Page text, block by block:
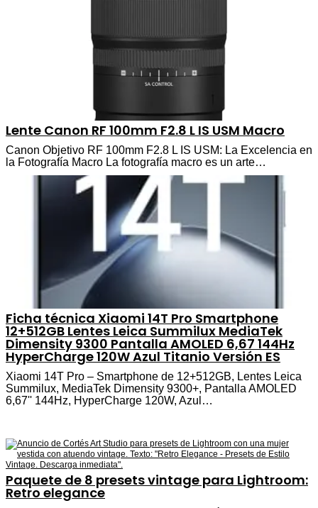
Lente Canon RF 100mm F2.8 L IS USM Macro
Canon Objetivo RF 100mm F2.8 L IS USM: La Excelencia en
la Fotografía Macro La fotografía macro es un arte…
Ficha técnica Xiaomi 14T Pro Smartphone
12+512GB Lentes Leica Summilux MediaTek
Dimensity 9300 Pantalla AMOLED 6,67 144Hz
HyperCharge 120W Azul Titanio Versión ES
Xiaomi 14T Pro – Smartphone de 12+512GB, Lentes Leica
Summilux, MediaTek Dimensity 9300+, Pantalla AMOLED
6,67'' 144Hz, HyperCharge 120W, Azul…
Paquete de 8 presets vintage para Lightroom:
Retro elegance